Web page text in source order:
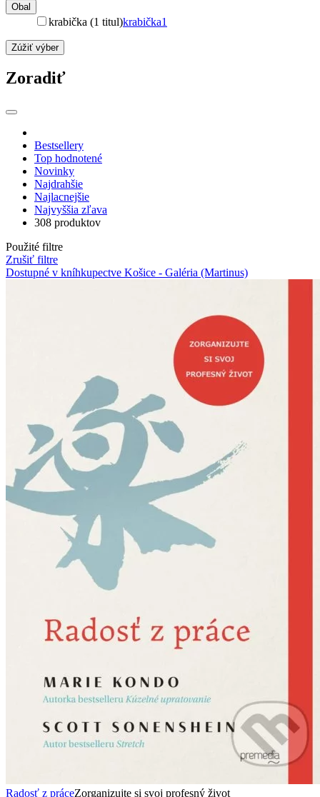
Obal
krabička (1 titul)krabička1
Zúžiť výber
Zoradiť
Bestsellery
Top hodnotené
Novinky
Najdrahšie
Najlacnejšie
Najvyššia zľava
308 produktov
Použité filtre
Zrušiť filtre
Dostupné v kníhkupectve Košice - Galéria (Martinus)
Radosť z práceZorganizujte si svoj profesný život